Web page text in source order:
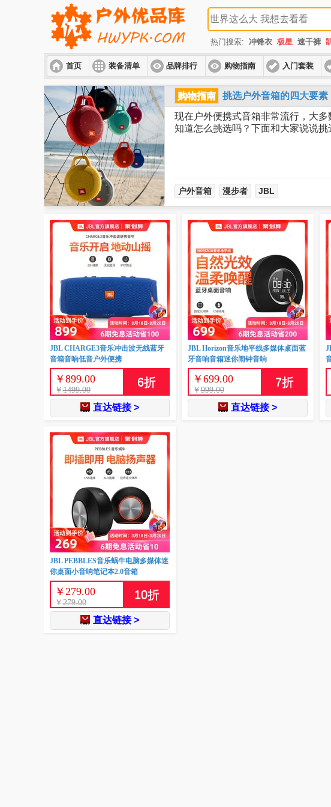
热门搜索: 冲锋衣 极星 速干裤
首页 装备清单 品牌排行 购物指南 入门套装
购物指南
挑选户外音箱的四大要素
现在户外便携式音箱非常流行，大
知道怎么挑选吗？下面和大家说说挑
户外音箱 漫步者 JBL
JBL CHARGE3音乐冲击波无线蓝牙
音箱音响低音户外便携
￥ 899.00
￥1499.00
6折
直达链接 >
JBL Horizon音乐地平线多媒体桌面蓝
牙音响音箱迷你闹钟音响
￥ 699.00
￥999.00
7折
直达链接 >
JBL PEBBLES音乐蜗牛电脑多媒体迷
你桌面小音响笔记本2.0音箱
￥ 279.00
￥279.00
10折
直达链接 >